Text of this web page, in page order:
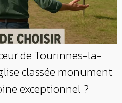
de Tourinnes-la-
classée monument
exceptionnel ?